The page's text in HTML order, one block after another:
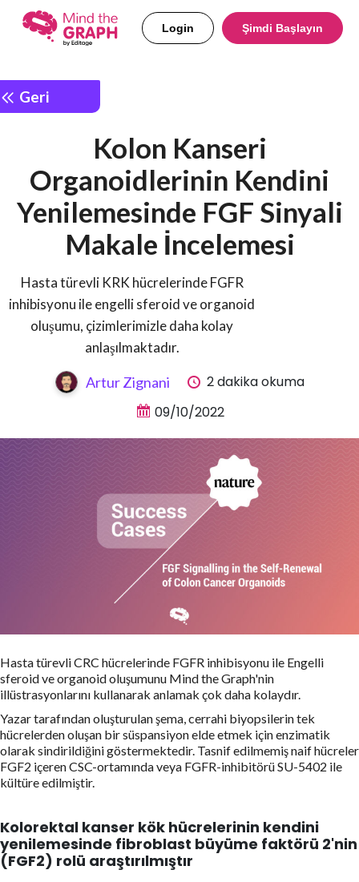
Login Şimdi Başlayın
Geri
Kolon Kanseri
Organoidlerinin Kendini
Yenilemesinde FGF Sinyali
Makale İncelemesi
Hasta türevli KRK hücrelerinde FGFR
inhibisyonu ile engelli sferoid ve organoid
oluşumu, çizimlerimizle daha kolay
anlaşılmaktadır.
Artur Zignani
2 dakika okuma
09/10/2022
Hasta türevli CRC hücrelerinde FGFR inhibisyonu ile Engelli
sferoid ve organoid oluşumunu Mind the Graph'nin
illüstrasyonlarını kullanarak anlamak çok daha kolaydır.
Yazar tarafından oluşturulan şema, cerrahi biyopsilerin tek
hücrelerden oluşan bir süspansiyon elde etmek için enzimatik
olarak sindirildiğini göstermektedir. Tasnif edilmemiş naif hücreler
FGF2 içeren CSC-ortamında veya FGFR-inhibitörü SU-5402 ile
kültüre edilmiştir.
Kolorektal kanser kök hücrelerinin kendini
yenilemesinde fibroblast büyüme faktörü 2'nin
(FGF2) rolü araştırılmıştır